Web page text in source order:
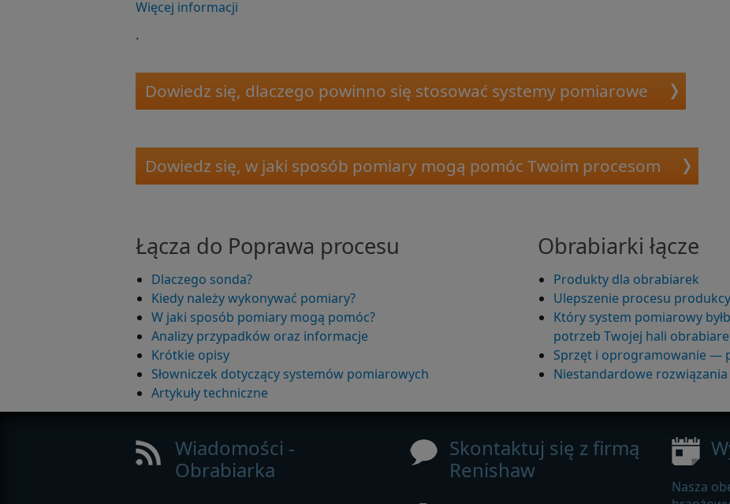
Więcej informacji
.
Dowiedz się, dlaczego powinno się stosować systemy pomiarowe
Dowiedz się, w jaki sposób pomiary mogą pomóc Twoim procesom
Łącza do Poprawa procesu
Dlaczego sonda?
Kiedy należy wykonywać pomiary?
W jaki sposób pomiary mogą pomóc?
Analizy przypadków oraz informacje
Krótkie opisy
Słowniczek dotyczący systemów pomiarowych
Artykuły techniczne
Obrabiarki łącze
Produkty dla obrabiarek
Ulepszenie procesu
Który system pomiarowy
potrzeb Twojej hali
Sprzęt i oprogramowanie —
Niestandardowe
Wiadomości -
Obrabiarka
Skontaktuj się z firmą
Renishaw
Nasza